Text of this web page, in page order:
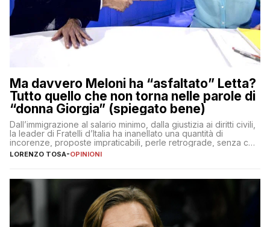
Ma davvero Meloni ha “asfaltato” Letta?
Tutto quello che non torna nelle parole di
“donna Giorgia” (spiegato bene)
Dall’immigrazione al salario minimo, dalla giustizia ai diritti civili,
la leader di Fratelli d’Italia ha inanellato una quantità di
incorenze, proposte impraticabili, perle retrograde, senza che
nessuno – a destra come a sinistra – glielo abbia fatto notare
LORENZO TOSA-OPINIONI